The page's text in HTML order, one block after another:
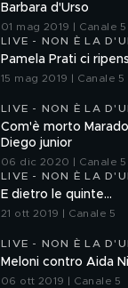
Barbara d'Urso
01 mag 2019 | Canale 5
LIVE - NON È LA
Pamela Prati ci
15 mag 2019 | Canale 5
LIVE - NON È LA
Com'è morto
Diego junior
06 dic 2020 | Canale 5
LIVE - NON È LA
E dietro le quinte...
21 ott 2019 | Canale 5
LIVE - NON È LA
Meloni contro Aida
06 ott 2019 | Canale 5